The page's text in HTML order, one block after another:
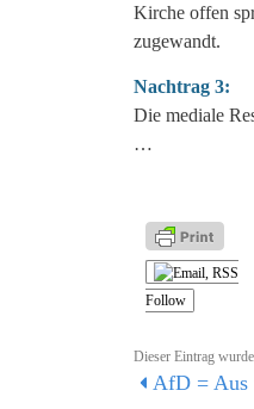
Kirche offen
zugewandt.
Nachtrag 3:
Die mediale
…
Follow
Dieser Eintrag
AfD = Aus